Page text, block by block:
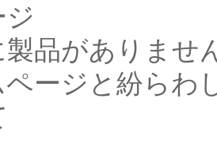
ジ
製品がありませ
ページと紛らわ